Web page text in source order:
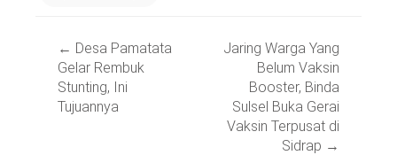
navigation
← Desa Pamatata
Gelar Rembuk
Stunting, Ini
Tujuannya
Jaring Warga Yang
Belum Vaksin
Booster, Binda
Sulsel Buka Gerai
Vaksin Terpusat di
Sidrap →